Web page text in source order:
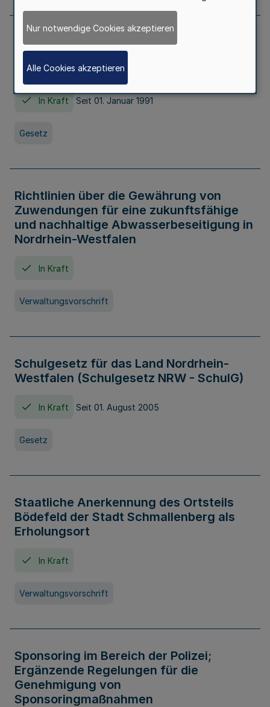
Erstes Gesetz zur Ausführung des
Kinder- und Jugendhilfegesetzes - AG -
KJHG -
In Kraft Seit 01. Januar 1991
Gesetz
Richtlinien über die Gewährung von
Zuwendungen für eine zukunftsfähige
und nachhaltige Abwasserbeseitigung in
Nordrhein-Westfalen
In Kraft
Verwaltungsvorschrift
Schulgesetz für das Land Nordrhein-
Westfalen (Schulgesetz NRW - SchulG)
In Kraft Seit 01. August 2005
Gesetz
Staatliche Anerkennung des Ortsteils
Bödefeld der Stadt Schmallenberg als
Erholungsort
In Kraft
Verwaltungsvorschrift
Sponsoring im Bereich der Polizei;
Ergänzende Regelungen für die
Genehmigung von
Sponsoringmaßnahmen
Nur notwendige Cookies akzeptieren
Alle Cookies akzeptieren